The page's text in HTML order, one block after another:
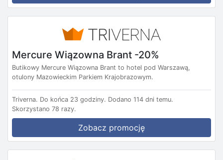
Mercure Wiązowna Brant -20%
Butikowy Mercure Wiązowna Brant to hotel pod Warszawą,
otulony Mazowieckim Parkiem Krajobrazowym.
Triverna. Do końca 23 godziny. Dodano 114 dni temu.
Skorzystano 78 razy.
Zobacz promocję